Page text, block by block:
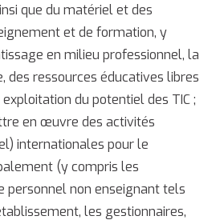
que du matériel et des
et de formation, y
en milieu professionnel, la
des ressources éducatives libres
du potentiel des TIC ;
en œuvre des activités
internationales pour le
(y compris les
personnel non enseignant tels
les gestionnaires,